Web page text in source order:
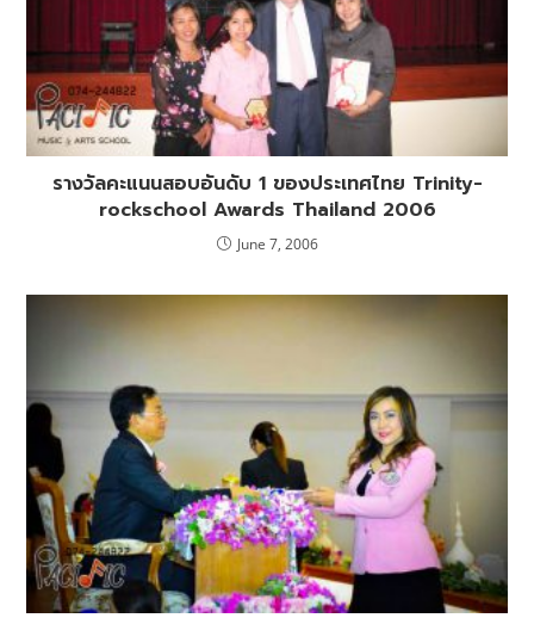
รางวัลคะแนนสอบอันดับ 1 ของประเทศไทย Trinity-
rockschool Awards Thailand 2006
June 7, 2006